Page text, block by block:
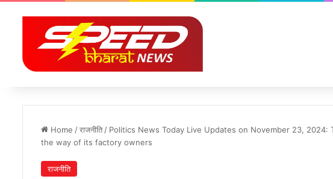
Home /राजनीति / Politics News Today Live Updates on November 23,
the way of its factory owners
राजनीति